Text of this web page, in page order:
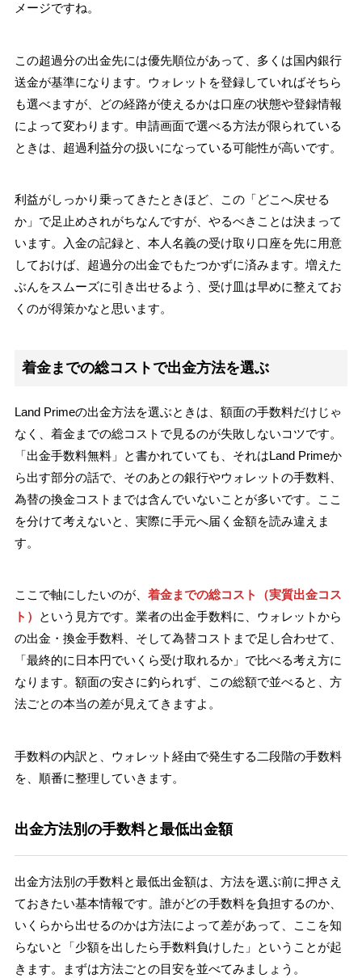
メージですね。
この超過分の出金先には優先順位があって、多くは国内銀行
送金が基準になります。ウォレットを登録していればそちら
も選べますが、どの経路が使えるかは口座の状態や登録情報
によって変わります。申請画面で選べる方法が限られている
ときは、超過利益分の扱いになっている可能性が高いです。
利益がしっかり乗ってきたときほど、この「どこへ戻せる
か」で足止めされがちなんですが、やるべきことは決まって
います。入金の記録と、本人名義の受け取り口座を先に用意
しておけば、超過分の出金でもたつかずに済みます。増えた
ぶんをスムーズに引き出せるよう、受け皿は早めに整えてお
くのが得策かなと思います。
着金までの総コストで出金方法を選ぶ
Land Primeの出金方法を選ぶときは、額面の手数料だけじゃ
なく、着金までの総コストで見るのが失敗しないコツです。
「出金手数料無料」と書かれていても、それはLand Primeか
ら出す部分の話で、そのあとの銀行やウォレットの手数料、
為替の換金コストまでは含んでいないことが多いです。ここ
を分けて考えないと、実際に手元へ届く金額を読み違えま
す。
ここで軸にしたいのが、 着金までの総コスト（実質出金コス
ト）
という見方です。業者の出金手数料に、ウォレットから
の出金・換金手数料、そして為替コストまで足し合わせて、
「最終的に日本円でいくら受け取れるか」で比べる考え方に
なります。額面の安さに釣られず、この総額で並べると、方
法ごとの本当の差が見えてきますよ。
手数料の内訳と、ウォレット経由で発生する二段階の手数料
を、順番に整理していきます。
出金方法別の手数料と最低出金額
出金方法別の手数料と最低出金額は、方法を選ぶ前に押さえ
ておきたい基本情報です。誰がどの手数料を負担するのか、
いくらから出せるのかは方法によって差があって、ここを知
らないと「少額を出したら手数料負けした」ということが起
きます。まずは方法ごとの目安を並べてみましょう。